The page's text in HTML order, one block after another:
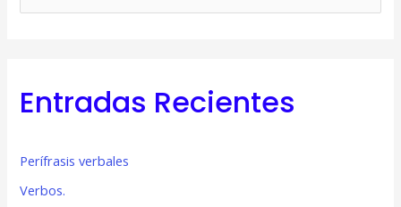
a
Entradas Recientes
Perífrasis verbales
Verbos.